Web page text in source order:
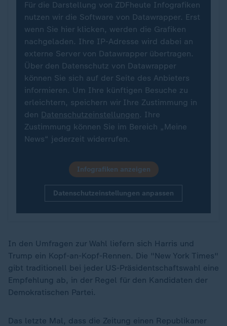
Für die Darstellung von ZDFheute Infografiken
nutzen wir die Software von Datawrapper. Erst
wenn Sie hier klicken, werden die Grafiken
nachgeladen. Ihre IP-Adresse wird dabei an
externe Server von Datawrapper übertragen.
Über den Datenschutz von Datawrapper
können Sie sich auf der Seite des Anbieters
informieren. Um Ihre künftigen Besuche zu
erleichtern, speichern wir Ihre Zustimmung in
den Datenschutzeinstellungen. Ihre
Zustimmung können Sie im Bereich „Meine
News“ jederzeit widerrufen.
Infografiken anzeigen
Datenschutzeinstellungen anpassen
In den Umfragen zur Wahl liefern sich Harris und
Trump ein Kopf-an-Kopf-Rennen. Die "New York Times"
gibt traditionell bei jeder US-Präsidentschaftswahl eine
Empfehlung ab, in der Regel für den Kandidaten der
Demokratischen Partei.
Das letzte Mal, dass die Zeitung einen Republikaner